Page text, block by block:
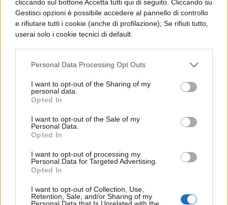
cliccando sul bottone Accetta tutti qui di seguito. Cliccando su
Gestisci opzioni è possibile accedere al pannello di controllo
e rifiutare tutti i cookie (anche di profilazione); Se rifiuti tutto,
userai solo i cookie tecnici di default.
Personal Data Processing Opt Outs
I want to opt-out of the Sharing of my
personal data.
Opted In
I want to opt-out of the Sale of my
Personal Data.
Opted In
I want to opt-out of processing my
Personal Data for Targeted Advertising.
Opted In
I want to opt-out of Collection, Use,
Retention, Sale, and/or Sharing of my
Personal Data that Is Unrelated with the
opportunità nel settore dell’istruzione.
I giovani italiani riportano bassi livelli di
insicuri e poco protetti all’interno del
possibilità di espandere la propria
percezione di un governo instabile e poco
attento alle necessità delle nuove
generazioni, contribuisce
significativamente al posizionamento
negativo del Bel Paese. Questi fattori,